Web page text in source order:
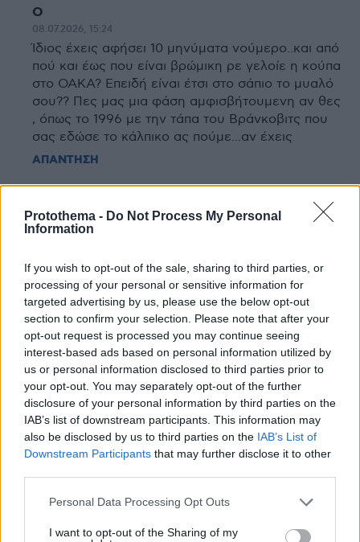
Protothema - Do Not Process My Personal
Information
If you wish to opt-out of the sale, sharing to third parties, or
processing of your personal or sensitive information for
targeted advertising by us, please use the below opt-out
section to confirm your selection. Please note that after your
opt-out request is processed you may continue seeing
interest-based ads based on personal information utilized by
us or personal information disclosed to third parties prior to
your opt-out. You may separately opt-out of the further
disclosure of your personal information by third parties on the
IAB’s list of downstream participants. This information may
also be disclosed by us to third parties on the IAB’s List of
Downstream Participants that may further disclose it to other
Please note that this website/app uses one or more Google
not limited to your visit or usage behaviour. You may click to
Personal Data Processing Opt Outs
I want to opt-out of the Sharing of my
O
08.07.2026, 15:24
Ίδιος έχεις αφήσει 10 μηνύματα νούμερο..και από
πού και έως που είναι βρώμικη ρε γελοίε η κούπα
στο ΟΑΚΑ? Επειδή είναι έτσι στο σάπιο το μυαλό
σου?? Πες μας μια φάση αμφισβήτουμενη αν θες
, όπως το 1996 με την τάπα του Βράνκοβιτς που
σας εδώσε το κάλπικο ας πούμε...αν έχεις
ΑΠΑΝΤΗΣΗ
Παλαιστής είναι
08.07.2026, 13:02
δεν σφυρίζονται φάουλ. Από 2012-13 με Ματσιούλις
είχαμε να πάρουμε παίκτη με τέτοια χαρακτηριστικά
έξτρα μπόνους.
ΑΠΑΝΤΗΣΗ
Τσαρούχα η κόκκινη
08.07.2026, 12:57
Εγώ τον καημένο τον Τζόουνς σκέφτομαι τι έχει να
περάσει...
ΑΠΑΝΤΗΣΗ
Αρκετές
έφαγε από τοι αλάνι του Δ.Σικάγο στα
αποδυτήρια..